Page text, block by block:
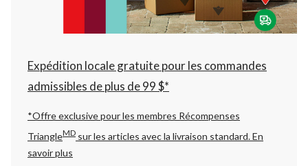
à
06:00
changer
Expédition locale gratuite pour les commandes
admissibles de plus de 99 $*
*Offre exclusive pour les membres Récompenses
TriangleMD sur les articles avec la livraison standard.En
savoir plus